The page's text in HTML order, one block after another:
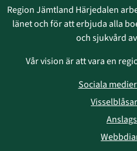
Region Jämtland Härjedalen
länet och för att erbjuda alla
och sjukvård
Vår vision är att vara en
Sociala